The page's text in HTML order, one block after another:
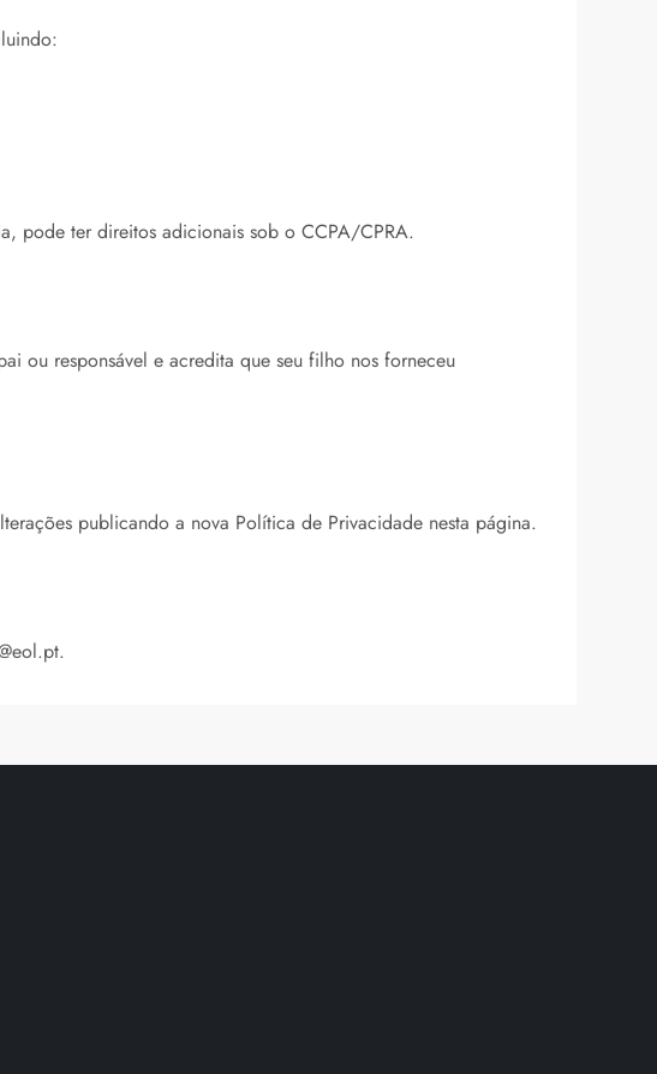
pode ter direitos adicionais sob o CCPA/CPRA.
ou responsável e acredita que seu filho nos forneceu
publicando a nova Política de Privacidade nesta página.
.